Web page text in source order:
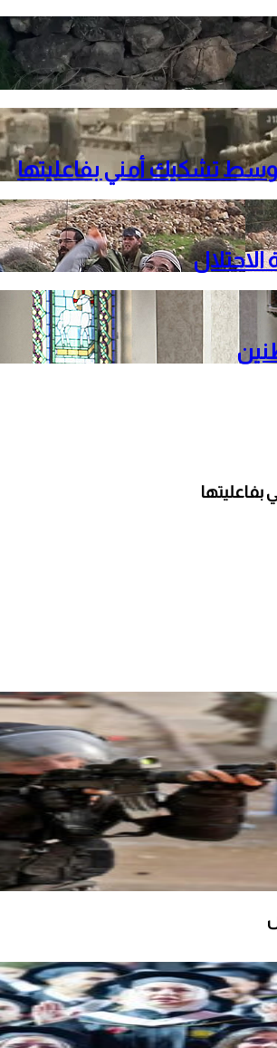
وسط تشكيك أمني بفاعليتها